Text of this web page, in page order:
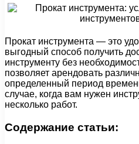
Прокат инструмента — это
выгодный способ получить
инструменту без
позволяет арендовать
определенный период
случае, когда вам нужен
несколько работ.
Содержание статьи: